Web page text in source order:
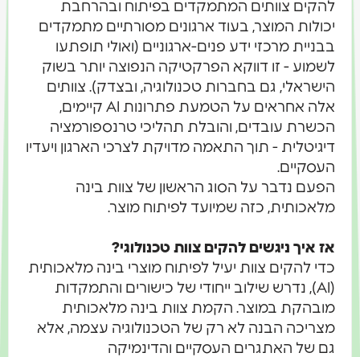
להקים צוותים המתמקדים בפיתוח ובהרחבת
יכולות המוצר, בעוד ארגונים מסורתיים מתמקדים
בבניית מרכזי ידע פנים-ארגוניים (ואולי תופתעו
לשמוע - זו דווקא הפרקטיקה הנפוצה יותר בשוק
הישראלי, גם בחברות טכנולוגיה, ובצדק). צוותים
אלה אחראים על הטמעת פתרונות AI קיימים,
הכשרת עובדים, והובלת תהליכי טרנספורמציה
דיגיטלית - תוך התאמה מדויקת לצרכי הארגון ויעדיו
העסקיים.
הפעם נדבר על הסוג הראשון של צוות בינה
מלאכותית, כזה שמיועד לפיתוח מוצר.
אז איך ניגשים להקים צוות טכנולוגי?
כדי להקים צוות יעיל לפיתוח מוצרי בינה מלאכותית
(AI), נדרש שילוב ייחודי של כישורים והתמקדות
מובהקת במוצר. הקמת צוות בינה מלאכותית
מצריכה הבנה לא רק של הטכנולוגיה עצמה, אלא
גם של האתגרים העסקיים והדינמיקה